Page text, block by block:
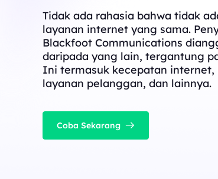
Tidak ada rahasia bahwa tidak
layanan internet yang sama.
Blackfoot Communications
daripada yang lain, tergantung
Ini termasuk kecepatan internet,
layanan pelanggan, dan lainnya.
Coba Sekarang